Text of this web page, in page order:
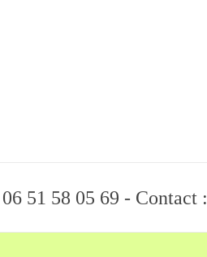
51 58 05 69 - Contact :